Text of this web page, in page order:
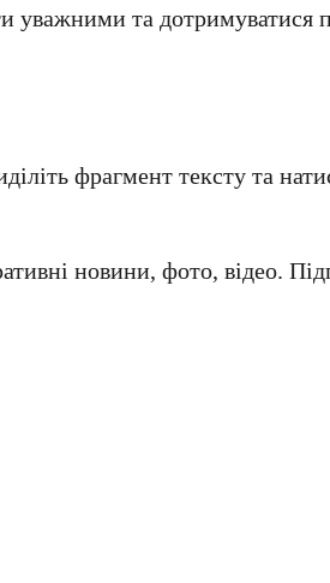
уважними та дотримуватися
фрагмент тексту та
новини, фото, відео.